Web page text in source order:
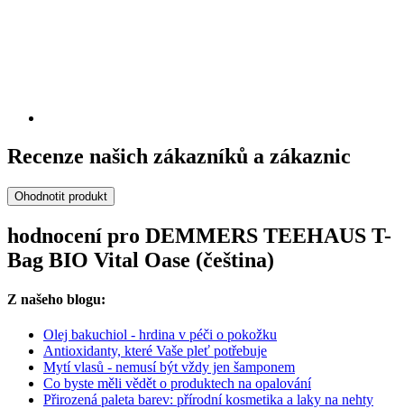
Recenze našich zákazníků a zákaznic
Ohodnotit produkt
hodnocení pro DEMMERS TEEHAUS T-
Bag BIO Vital Oase (čeština)
Z našeho blogu:
Olej bakuchiol - hrdina v péči o pokožku
Antioxidanty, které Vaše pleť potřebuje
Mytí vlasů - nemusí být vždy jen šamponem
Co byste měli vědět o produktech na opalování
Přirozená paleta barev: přírodní kosmetika a laky na nehty